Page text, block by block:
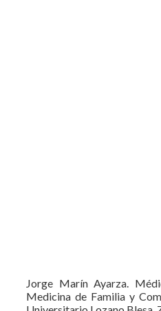
Jorge Marín Ayarza.
Medicina de Familia y